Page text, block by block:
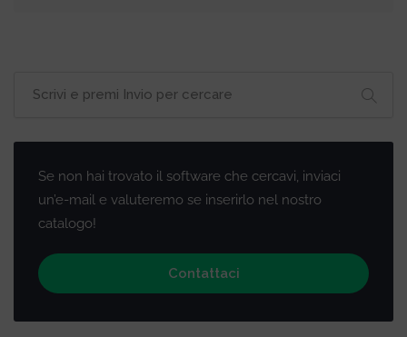
Se non hai trovato il software che cercavi, inviaci
un’e-mail e valuteremo se inserirlo nel nostro
catalogo!
Contattaci